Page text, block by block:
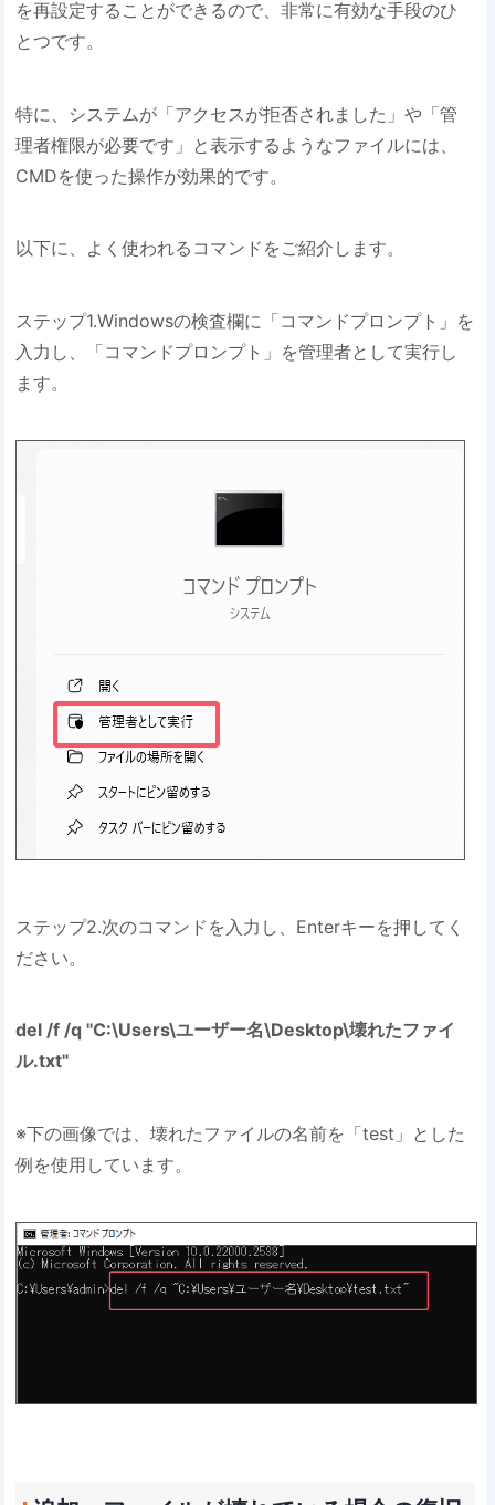
を再設定することができるので、非常に有効な手段のひ
とつです。
特に、システムが「アクセスが拒否されました」や「管
理者権限が必要です」と表示するようなファイルには、
CMDを使った操作が効果的です。
以下に、よく使われるコマンドをご紹介します。
ステップ1.Windowsの検査欄に「コマンドプロンプト」を
入力し、「コマンドプロンプト」を管理者として実行し
ます。
ステップ2.次のコマンドを入力し、Enterキーを押してく
ださい。
del /f /q "C:\Users\ユーザー名\Desktop\壊れたファイ
ル.txt"
※下の画像では、壊れたファイルの名前を「test」とした
例を使用しています。